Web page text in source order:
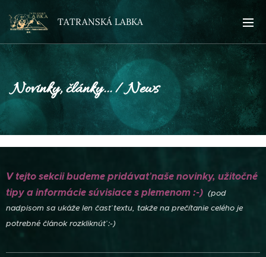
TATRANSKÁ LABKA
Novinky, články... / News
V tejto sekcii budeme pridávať naše novinky, užitočné
tipy a informácie súvisiace s plemenom :-) (pod
nadpisom sa ukáže len časť textu, takže na prečítanie celého je
potrebné článok rozkliknúť :-)